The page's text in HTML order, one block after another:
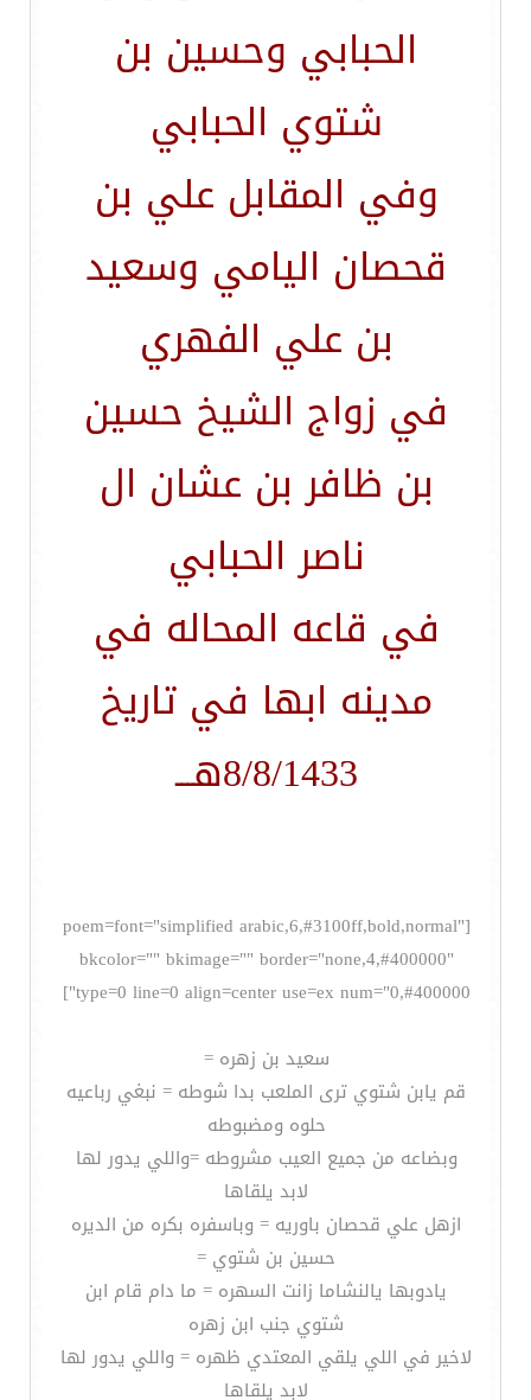
الحبابي وحسين بن
شتوي الحبابي
وفي المقابل علي بن
قحصان اليامي وسعيد
بن علي الفهري
في زواج الشيخ حسين
بن ظافر بن عشان ال
ناصر الحبابي
في قاعه المحاله في
مدينه ابها في تاريخ
8/8/1433هـــ
[poem=font="simplified arabic,6,#3100ff,bold,normal"
bkcolor="" bkimage="" border="none,4,#400000"
type=0 line=0 align=center use=ex num="0,#400000"]
سعيد بن زهره =
قم يابن شتوي ترى الملعب بدا شوطه = نبغي رباعيه
حلوه ومضبوطه
وبضاعه من جميع العيب مشروطه =واللي يدور لها
لابد يلقاها
ازهل علي قحصان باوريه = وباسفره بكره من الديره
حسين بن شتوي =
يادوبها يالنشاما زانت السهره = ما دام قام ابن
شتوي جنب ابن زهره
لاخير في اللي يلقي المعتدي ظهره = واللي يدور لها
لابد يلقاها